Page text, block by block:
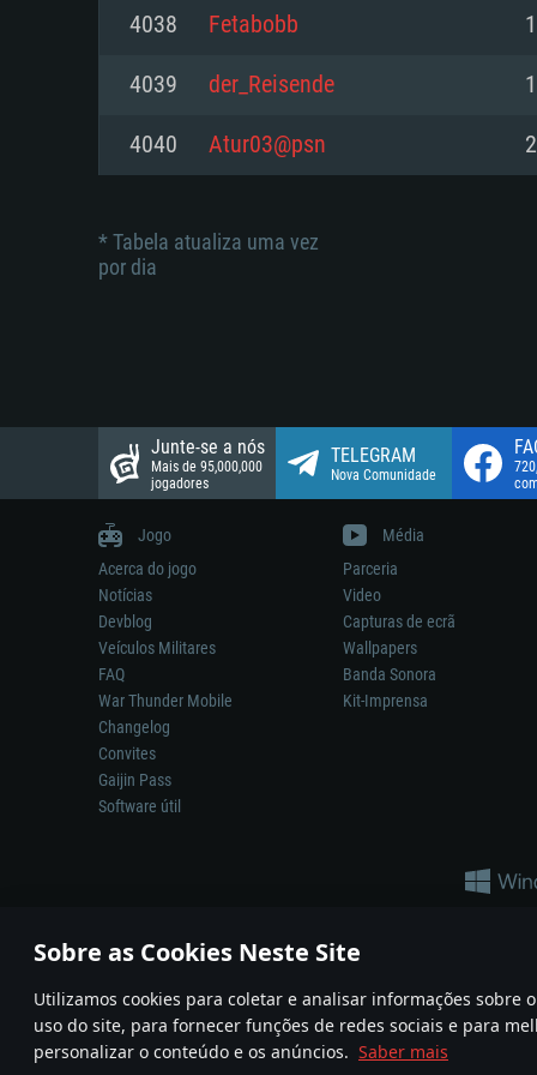
Sobre as Cookies Neste Site
Utilizamos cookies para coletar e analisar informações sobre
uso do site, para fornecer funções de redes sociais e para
personalizar o conteúdo e os anúncios. Saber mais
Disco: 23,1 GB
Network: Internet de banda
Disco: 21,5 GB
Network: Internet de banda
Disco: 21,5 GB
4038 Fetabobb
4039 der_Reisende
4040 Atur03@psn
* Tabela atualiza uma vez
por dia
Junte-se a nós
Mais de 95,000,000
jogadores
TELEGRAM
Nova Comunidade
Jogo
Acerca do jogo
Notícias
Devblog
Veículos Militares
FAQ
War Thunder Mobile
Changelog
Convites
Gaijin Pass
Software útil
Média
Parceria
Video
Capturas de ecrã
Wallpapers
Banda Sonora
Kit-Imprensa
A reprodução de qualquer sistema de armas ou veículo neste
© 2011—2026 Gaijin Games Kft. All trademarks, logos and brand
Termos e condições Termos de Serviço